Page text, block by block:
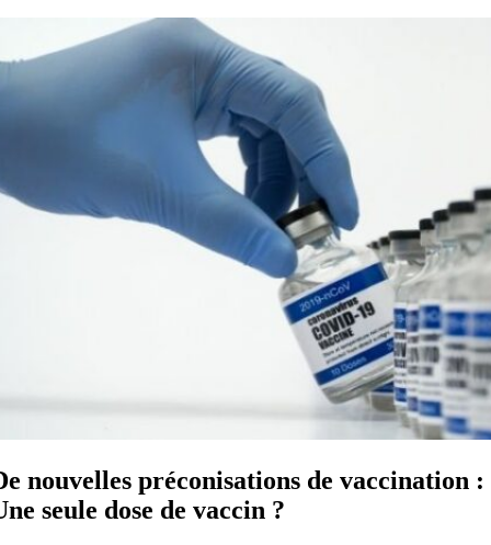
nouvelles préconisations de vaccination :
seule dose de vaccin ?